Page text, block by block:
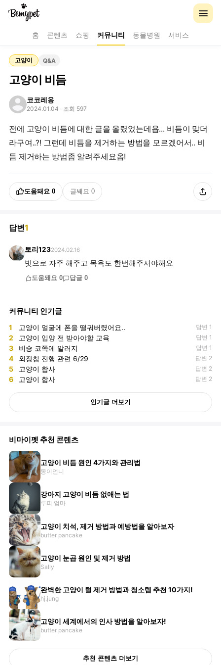
홈 콘텐츠 쇼핑 커뮤니티 동물병원 서비스
고양이 Q&A
고양이 비듬
코코레옹
2024.01.04 · 조회 597
전에 고양이 비듬에 대한 글을 올렸었는데욥... 비듬이 맞더
라구여..?! 그런데 비듬을 제거하는 방법을 모르겠어서.. 비
듬 제거하는 방법좀 알려주세요옵!
도움돼요 0 글쎄요 0
답변1
토리1232024.02.16
빗으로 자주 해주고 목욕도 한번해주셔야해요
도움돼요 0 답글 0
커뮤니티 인기글
1 고양이 얼굴에 폰을 떨궈버렸어요.. 답변 1
2 고양이 입양 전 받아야할 교육 답변 1
3 비숑 코쪽에 알러지 답변 1
4 외장칩 진행 관련 6/29 답변 2
5 고양이 합사 답변 2
6 고양이 합사 답변 2
인기글 더보기
비마이펫 추천 콘텐츠
고양이 비듬 원인 4가지와 관리법
몽이언니
강아지 고양이 비듬 없애는 법
루피 엄마
고양이 치석, 제거 방법과 예방법을 알아보자
butter pancake
고양이 눈곱 원인 및 제거 방법
Sally
완벽한 고양이 털 제거 방법과 청소템 추천 10가지!
hj.jung
고양이 세계에서의 인사 방법을 알아보자!
butter pancake
추천 콘텐츠 더보기